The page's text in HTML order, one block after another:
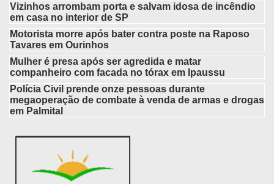
Vizinhos arrombam porta e salvam idosa de incêndio
em casa no interior de SP
Motorista morre após bater contra poste na Raposo
Tavares em Ourinhos
Mulher é presa após ser agredida e matar
companheiro com facada no tórax em Ipaussu
Polícia Civil prende onze pessoas durante
megaoperação de combate à venda de armas e drogas
em Palmital